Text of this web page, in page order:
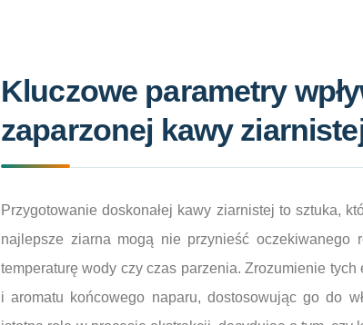
Kluczowe parametry
zaparzonej kawy
Przygotowanie doskonałej kawy ziarnistej to sztuka,
najlepsze ziarna mogą nie przynieść
temperaturę wody czy czas parzenia. Zrozumienie
i aromatu końcowego naparu, dostosowując go do